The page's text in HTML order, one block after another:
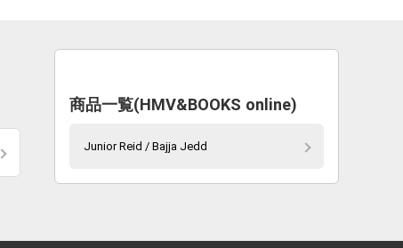
商品一覧(HMV&BOOKS online)
Junior Reid / Bajja Jedd